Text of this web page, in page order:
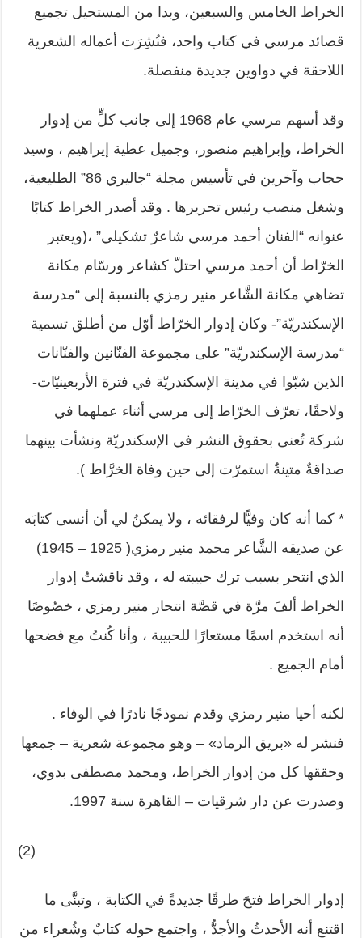
الخراط الخامس والسبعين، وبدا من المستحيل تجميع
قصائد مرسي في كتاب واحد، فنُشِرَت أعماله الشعرية
اللاحقة في دواوين جديدة منفصلة.
وقد أسهم مرسي عام 1968 إلى جانب كلٍّ من إدوار
الخراط، وإبراهيم منصور، وجميل عطية إيراهيم ، وسيد
حجاب وآخرين في تأسيس مجلة “جاليري 86” الطليعية،
وشغل منصب رئيس تحريرها . وقد أصدر الخراط كتابًا
عنوانه “الفنان أحمد مرسي شاعرٌ تشكيلي” ،(ويعتبر
الخرّاط أن أحمد مرسي احتلّ كشاعر ورسّام مكانة
تضاهي مكانة الشَّاعر منير رمزي بالنسبة إلى “مدرسة
الإسكندريّة”- وكان إدوار الخرّاط أوّل من أطلق تسمية
“مدرسة الإسكندريّة” على مجموعة الفنّانين والفنّانات
الذين شبّوا في مدينة الإسكندريّة في فترة الأربعينيّات-
ولاحقًا، تعرّف الخرّاط إلى مرسي أثناء عملهما في
شركة تُعنى بحقوق النشر في الإسكندريّة ونشأت بينهما
صداقةٌ متينةٌ استمرّت إلى حين وفاة الخرَّاط ).
* كما أنه كان وفيًّا لرفقائه ، ولا يمكنُ لي أن أنسى كتابَه
عن صديقه الشَّاعر محمد منير رمزي( 1925 – 1945)
الذي انتحر بسبب ترك حبيبته له ، وقد ناقشتُ إدوار
الخراط ألفَ مرَّة في قصَّة انتحار منير رمزي ، خصُوصًا
أنه استخدم اسمًا مستعارًا للحبيبة ، وأنا كُنتُ مع فضحها
أمام الجميع .
لكنه أحيا منير رمزي وقدم نموذجًا نادرًا في الوفاء .
فنشر له «بريق الرماد» – وهو مجموعة شعرية – جمعها
وحققها كل من إدوار الخراط، ومحمد مصطفى بدوي،
وصدرت عن دار شرقيات – القاهرة سنة 1997.
(2)
إدوار الخراط فتحَ طرقًا جديدةً في الكتابة ، وتبنَّى ما
اقتنع أنه الأحدثُ والأجدُّ ، واجتمع حوله كتابٌ وشُعراء من